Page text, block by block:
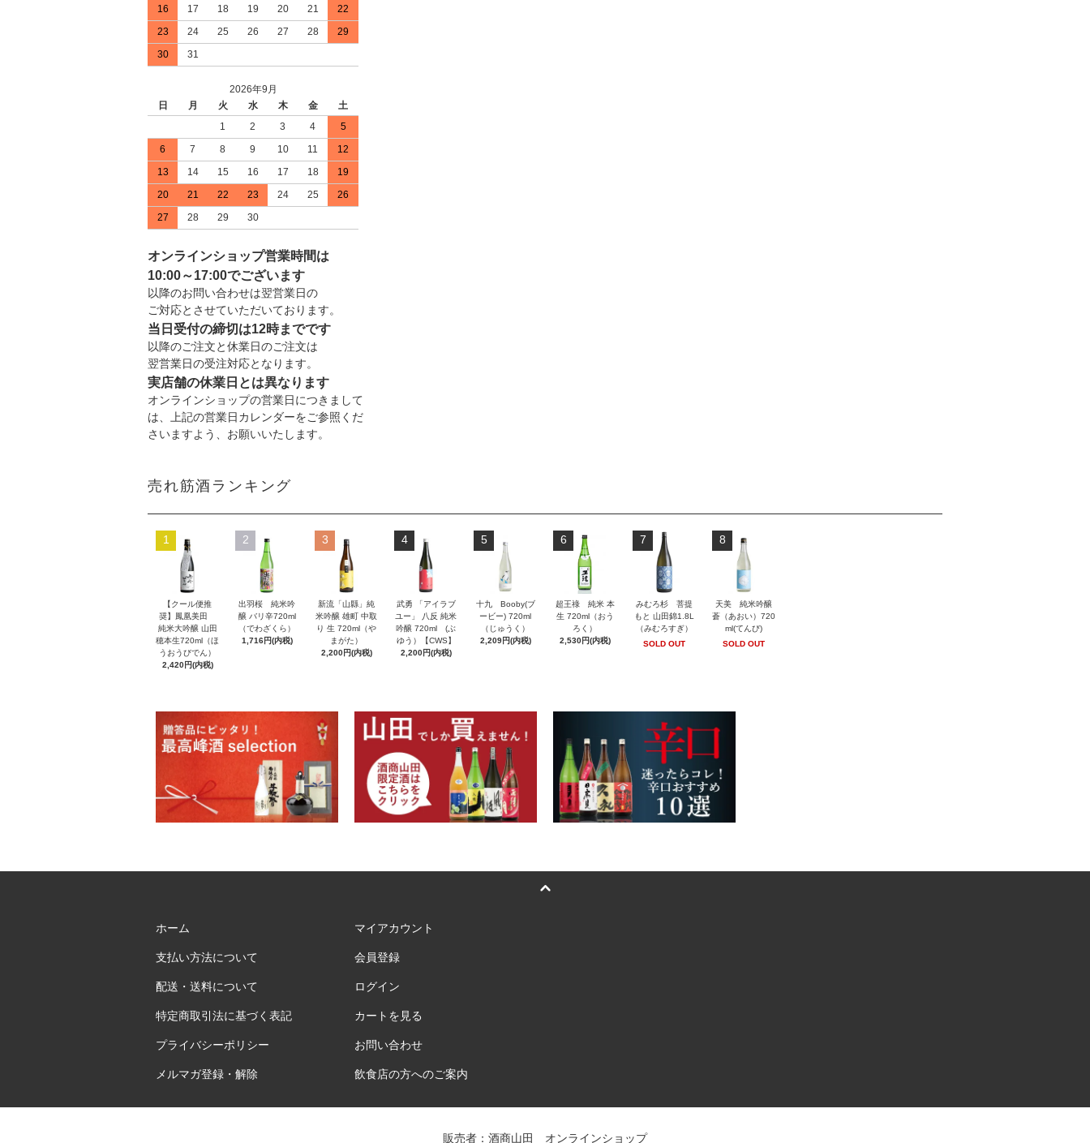
16
17 18 19 20 21
22
23
24 25 26 27 28
29
30
31
2026年9月
日
月 火 水 木 金
土
1
2 3 4
5
6
7 8 9 10 11
12
13
14 15 16 17 18
19
20
21 22 23 24 25
26
27
28 29 30
オンラインショップ営業時間は
10:00～17:00でございます
以降のお問い合わせは翌営業日の
ご対応とさせていただいております。
当日受付の締切は12時までです
以降のご注文と休業日のご注文は
翌営業日の受注対応となります。
実店舗の休業日とは異なります
オンラインショップの営業日につきまして
は、上記の営業日カレンダーをご参照くだ
さいますよう、お願いいたします。
売れ筋酒ランキング
1
【クール便推
奨】鳳凰美田
純米大吟醸 山田
穂本生720ml（ほ
うおうびでん）
2,420円(内税)
2
出羽桜 純米吟
醸 バリ辛720ml
（でわざくら）
1,716円(内税)
3
新流「山縣」純
米吟醸 雄町 中取
り 生 720ml（や
まがた）
2,200円(内税)
4
武勇 「アイラブ
ユー」 八反 純米
吟醸 720ml (ぶ
ゆう）【CWS】
2,200円(内税)
5
十九 Booby(ブ
ービー) 720ml
（じゅうく）
2,209円(内税)
6
超王祿 純米 本
生 720ml（おう
ろく）
2,530円(内税)
7
みむろ杉 菩提
もと 山田錦1.8L
（みむろすぎ）
SOLD OUT
8
天美 純米吟醸
蒼（あおい）720
ml(てんび)
SOLD OUT
ホーム
支払い方法について
配送・送料について
特定商取引法に基づく表記
プライバシーポリシー
メルマガ登録・解除
マイアカウント
会員登録
ログイン
カートを見る
お問い合わせ
飲食店の方へのご案内
販売者：酒商山田 オンラインショップ